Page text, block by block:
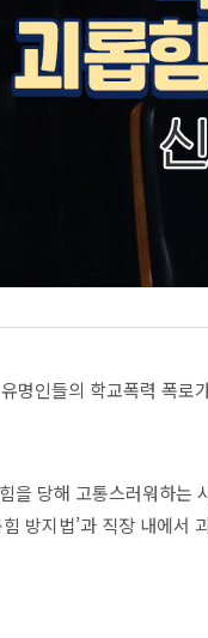
명인들의 학교폭력 폭로
을 당해 고통스러워하는
방지법’과 직장 내에서